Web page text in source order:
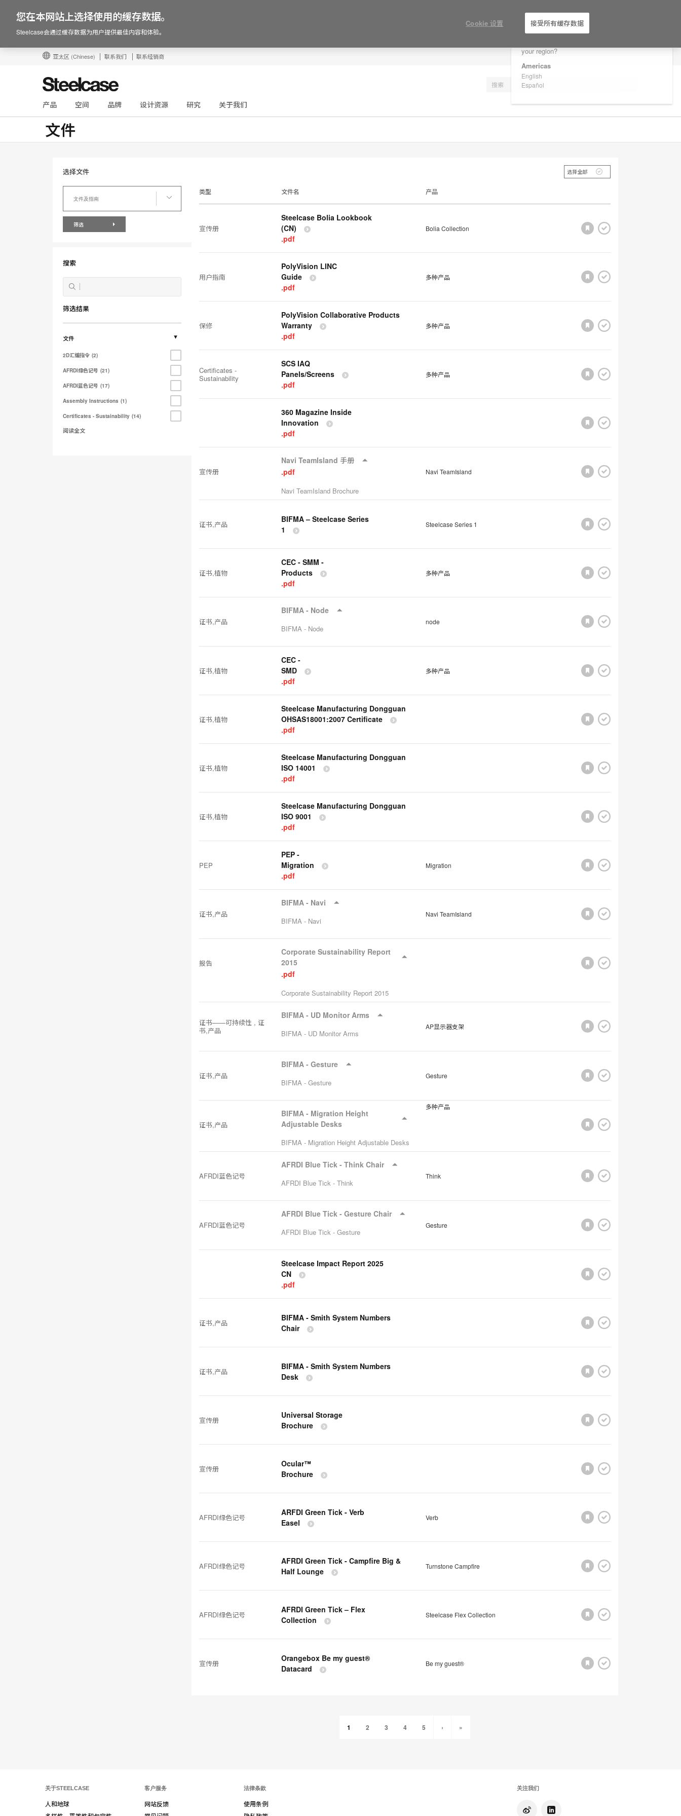
Are you in United States?
your region?
Americas
English
Español
亚太区 (Chinese) 联系我们 联系经销商
产品 空间 品牌 设计资源 研究 关于我们
文件
选择文件
文件及指南
件
筛选
搜索
筛选结果
文件
2D汇编指令 2
AFRDI绿色记号 21
AFRDI蓝色记号 17
Assembly Instructions 1
Certificates - Sustainability 14
阅读全文
选择全部
类型 文件名 产品
宣传册
Steelcase Bolia Lookbook
(CN)
.pdf
Bolia Collection
用户指南
PolyVision LINC
Guide
.pdf
多种产品
保修
PolyVision Collaborative Products
Warranty
.pdf
多种产品
Certificates -
Sustainability
SCS IAQ
Panels/Screens
.pdf
多种产品
360 Magazine Inside
Innovation
.pdf
宣传册
Navi TeamIsland 手册
.pdf
Navi TeamIsland Brochure
Navi TeamIsland
证书,产品
BIFMA – Steelcase Series
1
Steelcase Series 1
证书,植物
CEC - SMM -
Products
.pdf
多种产品
证书,产品
BIFMA - Node
BIFMA - Node
node
证书,植物
CEC -
SMD
.pdf
多种产品
证书,植物
Steelcase Manufacturing Dongguan
OHSAS18001:2007 Certificate
.pdf
证书,植物
Steelcase Manufacturing Dongguan
ISO 14001
.pdf
证书,植物
Steelcase Manufacturing Dongguan
ISO 9001
.pdf
PEP
PEP -
Migration
.pdf
Migration
证书,产品
BIFMA - Navi
BIFMA - Navi
Navi TeamIsland
报告
Corporate Sustainability Report
2015
.pdf
Corporate Sustainability Report 2015
证书——可持续性 , 证
书,产品
BIFMA - UD Monitor Arms
BIFMA - UD Monitor Arms
AP显示器支架
证书,产品
BIFMA - Gesture
BIFMA - Gesture
Gesture
证书,产品
BIFMA - Migration Height
Adjustable Desks
BIFMA - Migration Height Adjustable Desks
多种产品
AFRDI蓝色记号
AFRDI Blue Tick - Think Chair
AFRDI Blue Tick - Think
Think
AFRDI蓝色记号
AFRDI Blue Tick - Gesture Chair
AFRDI Blue Tick - Gesture
Gesture
Steelcase Impact Report 2025
CN
.pdf
证书,产品
BIFMA - Smith System Numbers
Chair
证书,产品
BIFMA - Smith System Numbers
Desk
宣传册
Universal Storage
Brochure
宣传册
Ocular™
Brochure
AFRDI绿色记号
ARFDI Green Tick - Verb
Easel
Verb
AFRDI绿色记号
AFRDI Green Tick - Campfire Big &
Half Lounge
Turnstone Campfire
AFRDI绿色记号
AFRDI Green Tick – Flex
Collection
Steelcase Flex Collection
宣传册
Orangebox Be my guest®
Datacard
Be my guest®
1 2 3 4 5 › »
关于STEELCASE
人和地球
客户服务
网站反馈
法律条款
使用条例
关注我们
您在本网站上选择使用的缓存数据。
Steelcase会通过缓存数据为用户提供最佳内容和体验。
Cookie 设置 接受所有缓存数据